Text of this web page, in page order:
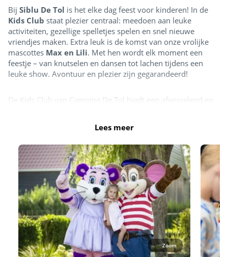
Bij Siblu De Tol is het elke dag feest voor kinderen! In de
Kids Club staat plezier centraal: meedoen aan leuke
activiteiten, gezellige spelletjes spelen en snel nieuwe
vriendjes maken. Extra leuk is de komst van onze vrolijke
mascottes Max en Lili. Met hen wordt elk moment een
feestje – van knutselen en dansen tot lachen tijdens een
leuke show. Avontuur en plezier zijn gegarandeerd!
De Kids Club van Camping De Tol biedt een afwisselend en
we de gekste spelletjes, maken we de mooiste
knutselwerken en zorgen we elke dag voor nieuwe
verrassingen.
Ook voor sportieve kinderen is er volop actie: voetballen,
midgetgolfen of een potje tafeltennis – alles kan.
Bekijk het actuele activiteitenprogramma via onderstaande
link:
www.recrahub.nl/tol
Lees meer
Zoom